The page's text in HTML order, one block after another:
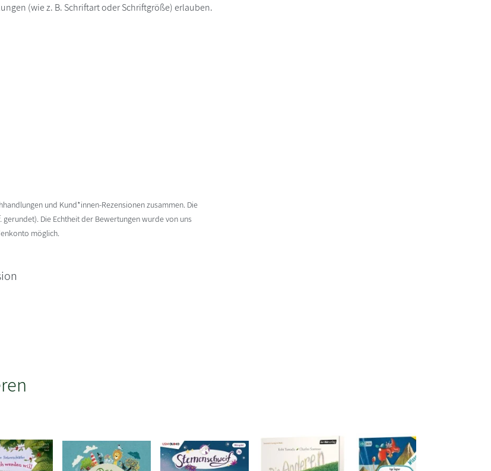
(wie z. B. Schriftart oder Schriftgröße) erlauben.
und Kund*innen-Rezensionen zusammen. Die
Die Echtheit der Bewertungen wurde von uns
möglich.